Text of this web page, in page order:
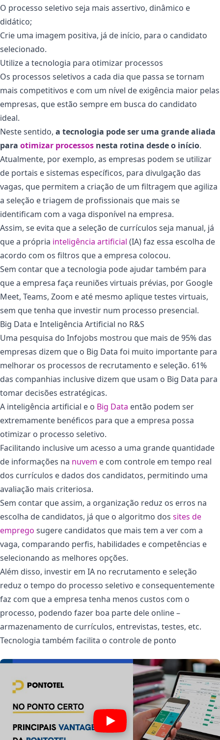
O processo seletivo seja mais assertivo, dinâmico e
didático;
Crie uma imagem positiva, já de início, para o candidato
selecionado.
Utilize a tecnologia para otimizar processos
Os processos seletivos a cada dia que passa se tornam
mais competitivos e com um nível de exigência maior pelas
empresas, que estão sempre em busca do candidato
ideal.
Neste sentido, a tecnologia pode ser uma grande aliada
para otimizar processos nesta rotina desde o início.
Atualmente, por exemplo, as empresas podem se utilizar
de portais e sistemas específicos, para divulgação das
vagas, que permitem a criação de um filtragem que agiliza
a seleção e triagem de profissionais que mais se
identificam com a vaga disponível na empresa.
Assim, se evita que a seleção de currículos seja manual, já
que a própria inteligência artificial (IA) faz essa escolha de
acordo com os filtros que a empresa colocou.
Sem contar que a tecnologia pode ajudar também para
que a empresa faça reuniões virtuais prévias, por Google
Meet, Teams, Zoom e até mesmo aplique testes virtuais,
sem que tenha que investir num processo presencial.
Big Data e Inteligência Artificial no R&S
Uma pesquisa do Infojobs mostrou que mais de 95% das
empresas dizem que o Big Data foi muito importante para
melhorar os processos de recrutamento e seleção. 61%
das companhias inclusive dizem que usam o Big Data para
tomar decisões estratégicas.
A inteligência artificial e o Big Data então podem ser
extremamente benéficos para que a empresa possa
otimizar o processo seletivo.
Facilitando inclusive um acesso a uma grande quantidade
de informações na nuvem e com controle em tempo real
dos currículos e dados dos candidatos, permitindo uma
avaliação mais criteriosa.
Sem contar que assim, a organização reduz os erros na
escolha de candidatos, já que o algoritmo dos sites de
emprego sugere candidatos que mais tem a ver com a
vaga, comparando perfis, habilidades e competências e
selecionando as melhores opções.
Além disso, investir em IA no recrutamento e seleção
reduz o tempo do processo seletivo e consequentemente
faz com que a empresa tenha menos custos com o
processo, podendo fazer boa parte dele online –
armazenamento de currículos, entrevistas, testes, etc.
Tecnologia também facilita o controle de ponto